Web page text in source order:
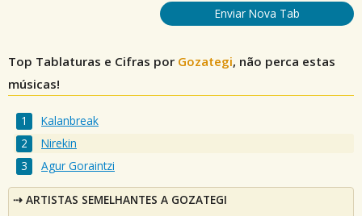
Enviar Nova Tab
Top Tablaturas e Cifras por Gozategi, não perca estas
músicas!
Kalanbreak
Nirekin
Agur Goraintzi
ARTISTAS SEMELHANTES A GOZATEGI